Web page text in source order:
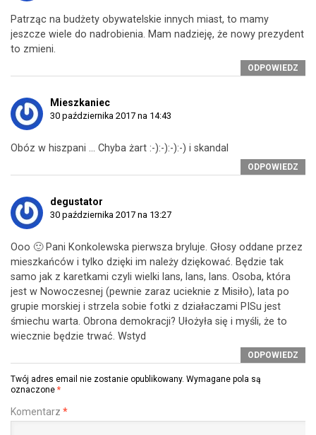
Patrząc na budżety obywatelskie innych miast, to mamy
jeszcze wiele do nadrobienia. Mam nadzieję, że nowy prezydent
to zmieni.
ODPOWIEDZ
Mieszkaniec
30 października 2017 na 14:43
Obóz w hiszpani … Chyba żart :-):-):-):-) i skandal
ODPOWIEDZ
degustator
30 października 2017 na 13:27
Ooo 🙂 Pani Konkolewska pierwsza bryluje. Głosy oddane przez
mieszkańców i tylko dzięki im należy dziękować. Będzie tak
samo jak z karetkami czyli wielki lans, lans, lans. Osoba, która
jest w Nowoczesnej (pewnie zaraz ucieknie z Misiło), lata po
grupie morskiej i strzela sobie fotki z działaczami PISu jest
śmiechu warta. Obrona demokracji? Ułożyła się i myśli, że to
wiecznie będzie trwać. Wstyd
ODPOWIEDZ
Twój adres email nie zostanie opublikowany. Wymagane pola są
oznaczone *
Komentarz *